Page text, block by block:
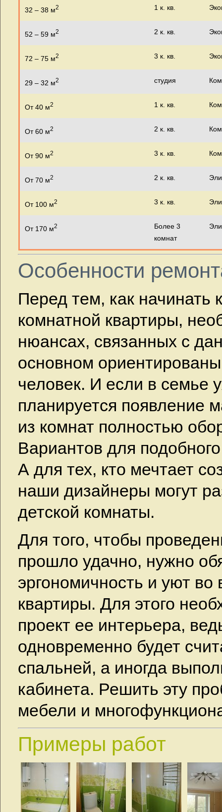
32 – 38 м2 1 к. кв.
52 – 59 м2 2 к. кв.
72 – 75 м2 3 к. кв.
29 – 32 м2 студия
От 40 м2 1 к. кв.
От 60 м2 2 к. кв.
От 90 м2 3 к. кв.
От 70 м2 2 к. кв.
От 100 м2 3 к. кв.
От 170 м2
Более 3
комнат
Особенности
Перед тем, как начинать
комнатной квартиры,
нюансах, связанных с
основном
человек. И если в семье
планируется появление
из комнат полностью
Вариантов для
А для тех, кто мечтает
наши дизайнеры могут
детской комнаты.
Для того, чтобы
прошло удачно, нужно
эргономичность и уют во
квартиры. Для этого
проект ее интерьера,
одновременно будет
спальней, а иногда
кабинета. Решить эту
мебели и
Примеры работ